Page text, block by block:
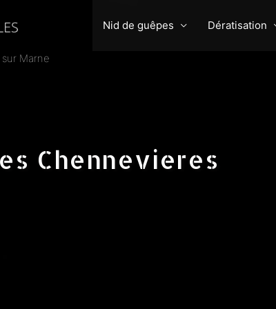
Nid de guêpes Dératisation
Marne
Chennevieres